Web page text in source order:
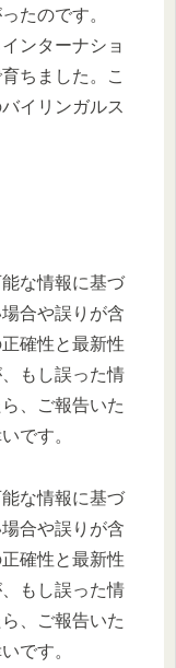
たのです。
ンターナショ
ちました。こ
イリンガルス
な情報に基づ
合や誤りが含
確性と最新性
もし誤った情
、ご報告いた
です。
な情報に基づ
合や誤りが含
確性と最新性
もし誤った情
、ご報告いた
です。